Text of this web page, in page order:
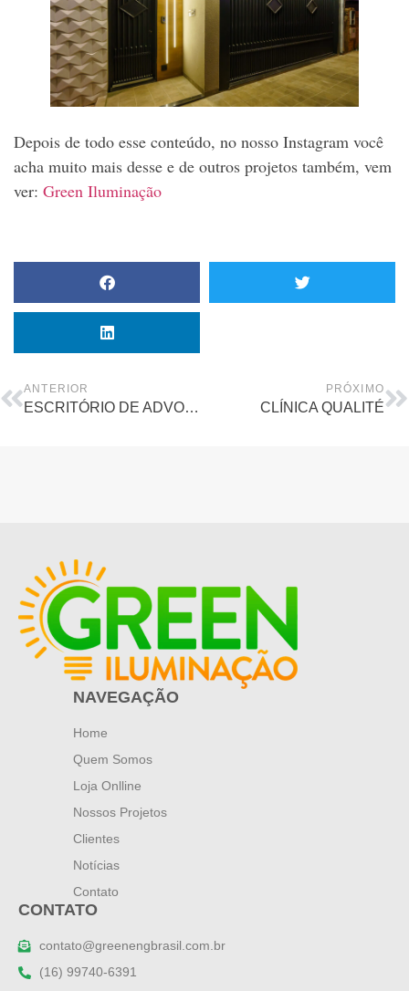
Depois de todo esse conteúdo, no nosso Instagram você
acha muito mais desse e de outros projetos também, vem
ver: Green Iluminação
ANTERIOR
ESCRITÓRIO DE ADVOCACIA R&T
PRÓXIMO
CLÍNICA QUALITÉ
NAVEGAÇÃO
Home
Quem Somos
Loja Onlline
Nossos Projetos
Clientes
Notícias
Contato
CONTATO
contato@greenengbrasil.com.br
(16) 99740-6391